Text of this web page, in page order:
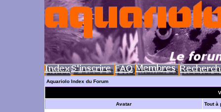
Aquariolo Index du Forum
Avatar Tout à